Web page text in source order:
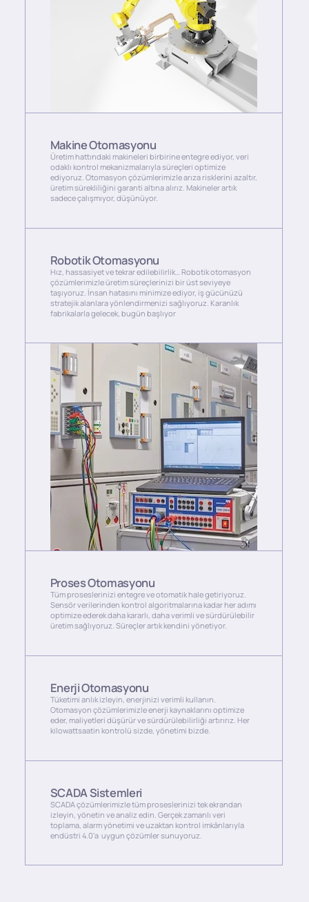
Makine Otomasyonu
Üretim hattındaki makineleri birbirine entegre ediyor, veri
odaklı kontrol mekanizmalarıyla süreçleri optimize
ediyoruz. Otomasyon çözümlerimizle arıza risklerini azaltır,
üretim sürekliliğini garanti altına alırız. Makineler artık
sadece çalışmıyor, düşünüyor.
Robotik Otomasyonu
Hız, hassasiyet ve tekrar edilebilirlik… Robotik otomasyon
çözümlerimizle üretim süreçlerinizi bir üst seviyeye
taşıyoruz. İnsan hatasını minimize ediyor, iş gücünüzü
stratejik alanlara yönlendirmenizi sağlıyoruz. Karanlık
fabrikalarla gelecek, bugün başlıyor
Proses Otomasyonu
Tüm proseslerinizi entegre ve otomatik hale getiriyoruz.
Sensör verilerinden kontrol algoritmalarına kadar her adımı
optimize ederek daha kararlı, daha verimli ve sürdürülebilir
üretim sağlıyoruz. Süreçler artık kendini yönetiyor.
Enerji Otomasyonu
Tüketimi anlık izleyin, enerjinizi verimli kullanın.
Otomasyon çözümlerimizle enerji kaynaklarını optimize
eder, maliyetleri düşürür ve sürdürülebilirliği artırırız. Her
kilowattsaatin kontrolü sizde, yönetimi bizde.
SCADA Sistemleri
SCADA çözümlerimizle tüm proseslerinizi tek ekrandan
izleyin, yönetin ve analiz edin. Gerçek zamanlı veri
toplama, alarm yönetimi ve uzaktan kontrol imkânlarıyla
endüstri 4.0‘a uygun çözümler sunuyoruz.